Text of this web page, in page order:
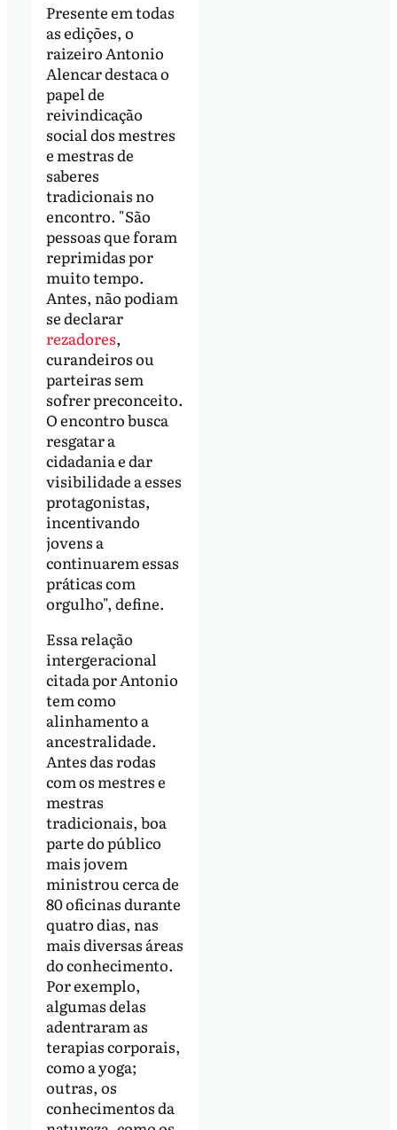
Presente em todas
as edições, o
raizeiro Antonio
Alencar destaca o
papel de
reivindicação
social dos mestres
e mestras de
saberes
tradicionais no
encontro. "São
pessoas que foram
reprimidas por
muito tempo.
Antes, não podiam
se declarar
rezadores,
curandeiros ou
parteiras sem
sofrer preconceito.
O encontro busca
resgatar a
cidadania e dar
visibilidade a esses
protagonistas,
incentivando
jovens a
continuarem essas
práticas com
orgulho", define.
Essa relação
intergeracional
citada por Antonio
tem como
alinhamento a
ancestralidade.
Antes das rodas
com os mestres e
mestras
tradicionais, boa
parte do público
mais jovem
ministrou cerca de
80 oficinas durante
quatro dias, nas
mais diversas áreas
do conhecimento.
Por exemplo,
algumas delas
adentraram as
terapias corporais,
como a yoga;
outras, os
conhecimentos da